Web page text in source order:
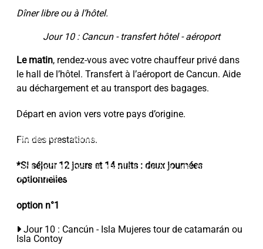
Dîner libre ou à l’hôtel.
Jour 10 : Cancun - transfert hôtel - aéroport
Le matin, rendez-vous avec votre chauffeur privé dans
le hall de l’hôtel. Transfert à l’aéroport de Cancun. Aide
au déchargement et au transport des bagages.
Départ en avion vers votre pays d’origine.
Fin des prestations.
*Si séjour 12 jours et 14 nuits : deux journées
optionnelles
option n°1
Jour 10 : Cancún - Isla Mujeres tour de catamarán ou
Isla Contoy
Ce site Web utilise des cookies. Les cookies de ce site
publicités, fournir des fonctionnalités de médias
sociaux et analyser le trafic. En outre, nous partageons
nos partenaires de médias sociaux, de publicité et
d'analyse Web, qui peuvent les combiner avec d'autres
informations que vous leur avez fournies ou qu'ils ont